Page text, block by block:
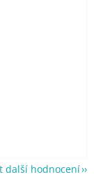
další hodnocení